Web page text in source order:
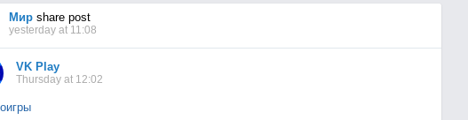
Мирshare post
yesterday at 11:08
VK Play
Thursday at 12:02